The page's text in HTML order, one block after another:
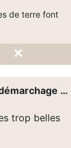
de terre font
…
trop belles